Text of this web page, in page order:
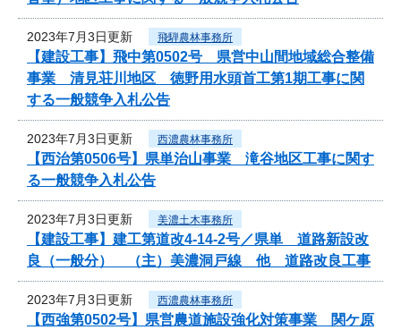
2023年7月3日更新 飛騨農林事務所
【建設工事】飛中第0502号 県営中山間地域総合整備
事業 清見荘川地区 徳野用水頭首工第1期工事に関
する一般競争入札公告
2023年7月3日更新 西濃農林事務所
【西治第0506号】県単治山事業 滝谷地区工事に関す
る一般競争入札公告
2023年7月3日更新 美濃土木事務所
【建設工事】建工第道改4-14-2号／県単 道路新設改
良（一般分） （主）美濃洞戸線 他 道路改良工事
2023年7月3日更新 西濃農林事務所
【西強第0502号】県営農道施設強化対策事業 関ケ原